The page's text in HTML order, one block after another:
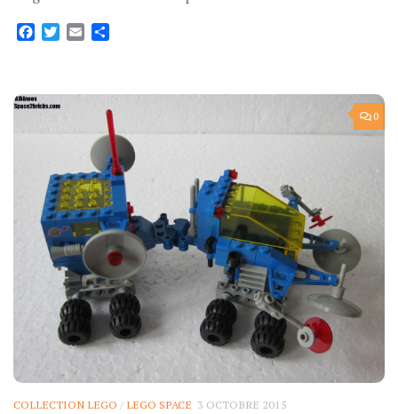
Facebook
Twitter
Email
0
COLLECTION LEGO / LEGO SPACE 3 OCTOBRE 2015